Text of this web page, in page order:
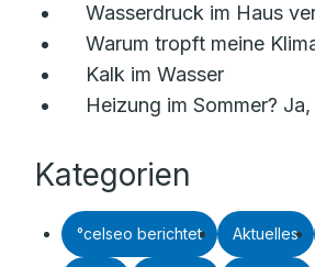
Wasserdruck im Haus
Warum tropft meine
Kalk im Wasser
Heizung im Sommer?
Kategorien
°celseo berichtet Aktuelles